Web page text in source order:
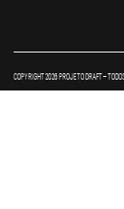
COPYRIGHT 2026 PROJETO DRAFT –